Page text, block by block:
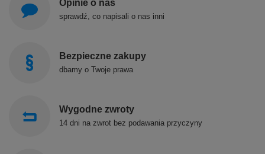
Opinie o nas
sprawdź, co napisali o nas inni
Bezpieczne zakupy
dbamy o Twoje prawa
Wygodne zwroty
14 dni na zwrot bez podawania przyczyny